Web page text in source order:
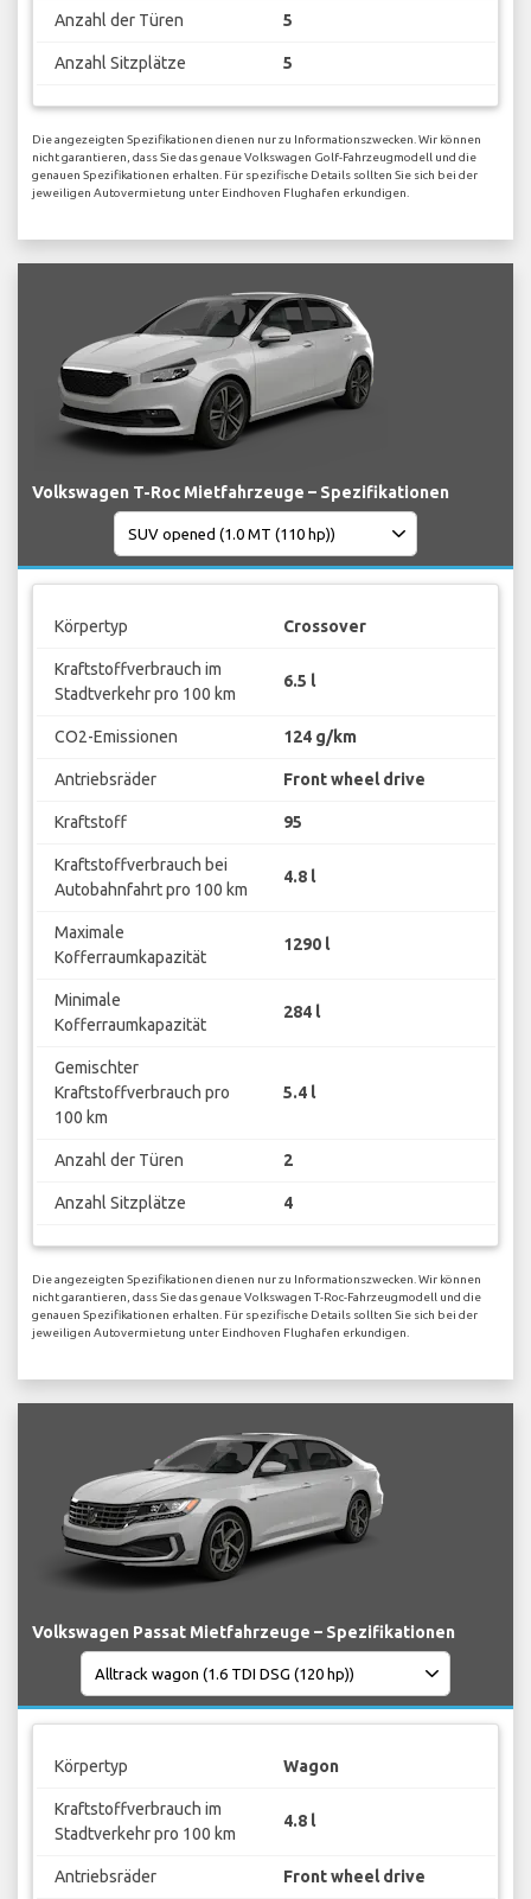
Anzahl der Türen 5
Anzahl Sitzplätze 5
Die angezeigten Spezifikationen dienen nur zu Informationszwecken. Wir können
nicht garantieren, dass Sie das genaue Volkswagen Golf-Fahrzeugmodell und die
genauen Spezifikationen erhalten. Für spezifische Details sollten Sie sich bei der
jeweiligen Autovermietung unter Eindhoven Flughafen erkundigen.
Volkswagen T-Roc Mietfahrzeuge – Spezifikationen
Körpertyp Crossover
Kraftstoffverbrauch im
Stadtverkehr pro 100 km
6.5 l
CO2-Emissionen 124 g/km
Antriebsräder Front wheel drive
Kraftstoff 95
Kraftstoffverbrauch bei
Autobahnfahrt pro 100 km
4.8 l
Maximale
Kofferraumkapazität
1290 l
Minimale
Kofferraumkapazität
284 l
Gemischter
Kraftstoffverbrauch pro
100 km
5.4 l
Anzahl der Türen 2
Anzahl Sitzplätze 4
Die angezeigten Spezifikationen dienen nur zu Informationszwecken. Wir können
nicht garantieren, dass Sie das genaue Volkswagen T-Roc-Fahrzeugmodell und die
genauen Spezifikationen erhalten. Für spezifische Details sollten Sie sich bei der
jeweiligen Autovermietung unter Eindhoven Flughafen erkundigen.
Volkswagen Passat Mietfahrzeuge – Spezifikationen
Körpertyp Wagon
Kraftstoffverbrauch im
Stadtverkehr pro 100 km
4.8 l
Antriebsräder Front wheel drive